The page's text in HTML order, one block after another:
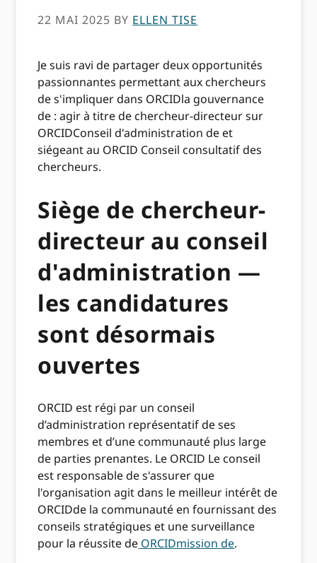
22 MAI 2025 BY ELLEN TISE
Je suis ravi de partager deux opportunités
passionnantes permettant aux chercheurs
de s'impliquer dans ORCIDla gouvernance
de : agir à titre de chercheur-directeur sur
ORCIDConseil d'administration de et
siégeant au ORCID Conseil consultatif des
chercheurs.
Siège de chercheur-
directeur au conseil
d'administration —
les candidatures
sont désormais
ouvertes
ORCID est régi par un conseil
d’administration représentatif de ses
membres et d’une communauté plus large
de parties prenantes. Le ORCID Le conseil
est responsable de s'assurer que
l'organisation agit dans le meilleur intérêt de
ORCIDde la communauté en fournissant des
conseils stratégiques et une surveillance
pour la réussite de ORCIDmission de.